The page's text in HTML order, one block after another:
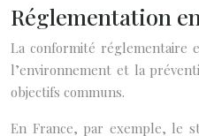
Réglementation
La conformité réglementaire
l’environnement et la
objectifs communs.
En France, par exemple, le